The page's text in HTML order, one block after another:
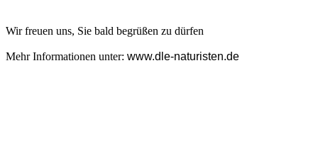
Wir freuen uns, Sie bald begrüßen zu dürfen
Mehr Informationen unter: www.dle-naturisten.de